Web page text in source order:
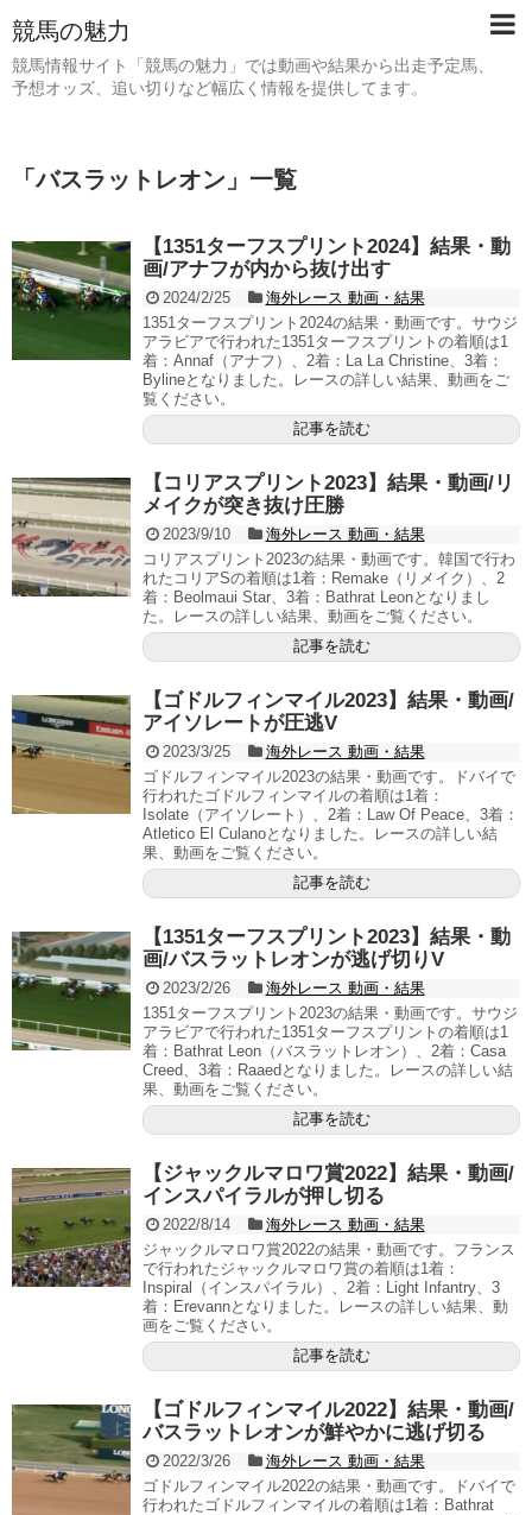
競馬の魅力
競馬情報サイト「競馬の魅力」では動画や結果から出走予定馬、
予想オッズ、追い切りなど幅広く情報を提供してます。
「バスラットレオン 」 一覧
【1351ターフスプリント2024】結果・動
画/アナフが内から抜け出す
2024/2/25
海外レース 動画・結果
1351ターフスプリント2024の結果・動画です。サウジ
アラビアで行われた1351ターフスプリントの着順は1
着：Annaf（アナフ）、2着：La La Christine、3着：
Bylineとなりました。レースの詳しい結果、動画をご
覧ください。
記事を読む
【コリアスプリント2023】結果・動画/リ
メイクが突き抜け圧勝
2023/9/10
海外レース 動画・結果
コリアスプリント2023の結果・動画です。韓国で行わ
れたコリアSの着順は1着：Remake（リメイク）、2
着：Beolmaui Star、3着：Bathrat Leonとなりまし
た。レースの詳しい結果、動画をご覧ください。
記事を読む
【ゴドルフィンマイル2023】結果・動画/
アイソレートが圧逃V
2023/3/25
海外レース 動画・結果
ゴドルフィンマイル2023の結果・動画です。ドバイで
行われたゴドルフィンマイルの着順は1着：
Isolate（アイソレート）、2着：Law Of Peace、3着：
Atletico El Culanoとなりました。レースの詳しい結
果、動画をご覧ください。
記事を読む
【1351ターフスプリント2023】結果・動
画/バスラットレオンが逃げ切りV
2023/2/26
海外レース 動画・結果
1351ターフスプリント2023の結果・動画です。サウジ
アラビアで行われた1351ターフスプリントの着順は1
着：Bathrat Leon（バスラットレオン）、2着：Casa
Creed、3着：Raaedとなりました。レースの詳しい結
果、動画をご覧ください。
記事を読む
【ジャックルマロワ賞2022】結果・動画/
インスパイラルが押し切る
2022/8/14
海外レース 動画・結果
ジャックルマロワ賞2022の結果・動画です。フランス
で行われたジャックルマロワ賞の着順は1着：
Inspiral（インスパイラル）、2着：Light Infantry、3
着：Erevannとなりました。レースの詳しい結果、動
画をご覧ください。
記事を読む
【ゴドルフィンマイル2022】結果・動画/
バスラットレオンが鮮やかに逃げ切る
2022/3/26
海外レース 動画・結果
ゴドルフィンマイル2022の結果・動画です。ドバイで
行われたゴドルフィンマイルの着順は1着：Bathrat